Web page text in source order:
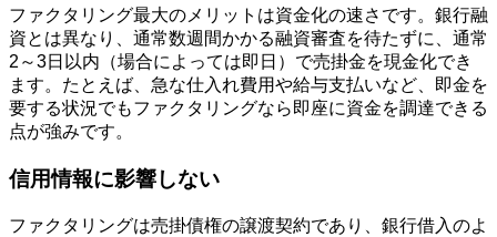
ファクタリング最大のメリットは資金化の速さです。銀行融
資とは異なり、通常数週間かかる融資審査を待たずに、通常
2～3日以内（場合によっては即日）で売掛金を現金化でき
ます。たとえば、急な仕入れ費用や給与支払いなど、即金を
要する状況でもファクタリングなら即座に資金を調達できる
点が強みです。
信用情報に影響しない
ファクタリングは売掛債権の譲渡契約であり、銀行借入のよ